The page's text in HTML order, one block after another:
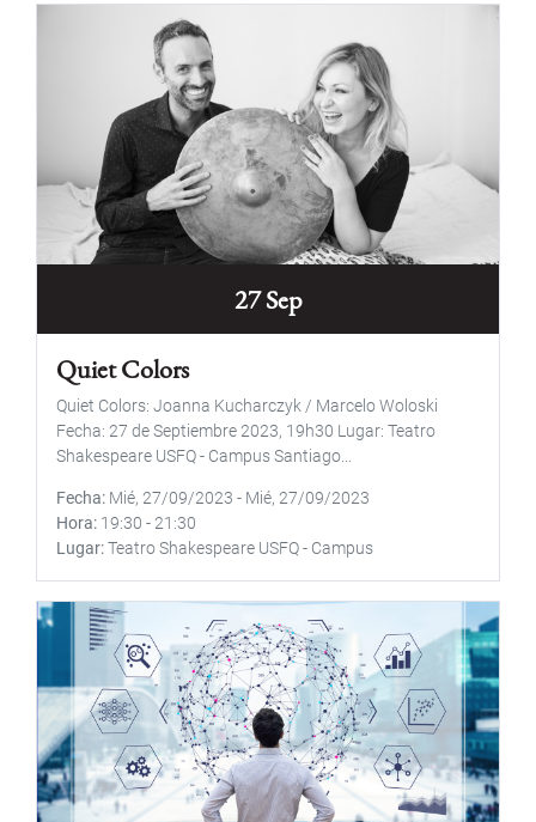
27 Sep
Quiet Colors
Quiet Colors: Joanna Kucharczyk / Marcelo Woloski
Fecha: 27 de Septiembre 2023, 19h30 Lugar: Teatro
Shakespeare USFQ - Campus Santiago...
Fecha Mié, 27/09/2023 - Mié, 27/09/2023
Hora 19:30 - 21:30
Lugar Teatro Shakespeare USFQ - Campus